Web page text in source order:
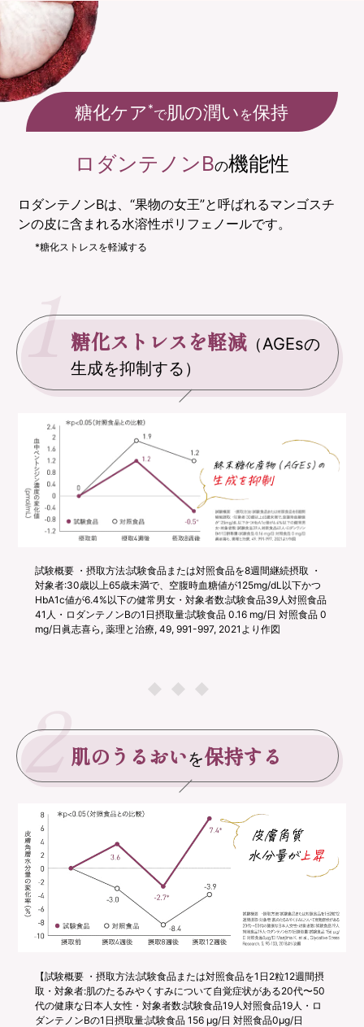
糖化ケア*で肌の潤い を保持
ロダンテノンBの機能性
ロダンテノンBは、“果物の女王”と呼ばれるマンゴスチ
ンの皮に含まれる水溶性ポリフェノールです。
*糖化ストレスを軽減する
1 糖化ストレスを軽減（AGEsの
生成を抑制する）
試験概要 ・摂取方法:試験食品または対照食品を8週間継続摂取 ・
対象者:30歳以上65歳未満で、空腹時血糖値が125mg/dL以下かつ
HbA1c値が6.4%以下の健常男女・対象者数:試験食品39人対照食品
41人・ロダンテノンBの1日摂取量:試験食品 0.16 mg/日 対照食品 0
mg/日眞志喜ら, 薬理と治療, 49, 991-997, 2021より作図
2 肌のうるおいを保持する
【試験概要 ・摂取方法:試験食品または対照食品を1日2粒12週間摂
取・対象者:肌のたるみやくすみについて自覚症状がある20代〜50
代の健康な日本人女性・対象者数:試験食品19人対照食品19人・ロ
ダンテノンBの1日摂取量:試験食品 156 μg/日 対照食品0μg/日